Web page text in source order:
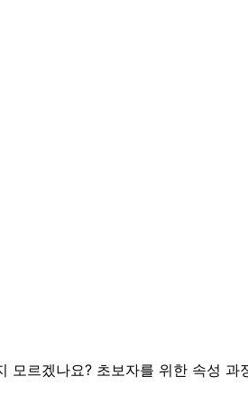
모르겠나요? 초보자를 위한 속성 과